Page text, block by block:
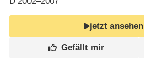
jetzt ansehen